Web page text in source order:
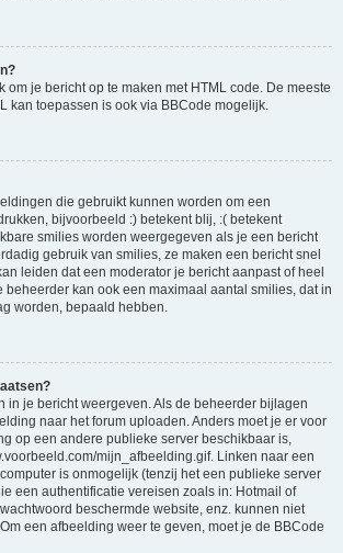
om je bericht op te maken met HTML code. De meeste
kan toepassen is ook via BBCode mogelijk.
die gebruikt kunnen worden om een
bijvoorbeeld :) betekent blij, :( betekent
smilies worden weergegeven als je een bericht
gebruik van smilies, ze maken een bericht snel
leiden dat een moderator je bericht aanpast of heel
beheerder kan ook een maximaal aantal smilies, dat in
worden, bepaald hebben.
in je bericht weergeven. Als de beheerder bijlagen
naar het forum uploaden. Anders moet je er voor
op een andere publieke server beschikbaar is,
mijn_afbeelding.gif. Linken naar een
is onmogelijk (tenzij het een publieke server
een authentificatie vereisen zoals in: Hotmail of
beschermde website, enz. kunnen niet
een afbeelding weer te geven, moet je de BBCode